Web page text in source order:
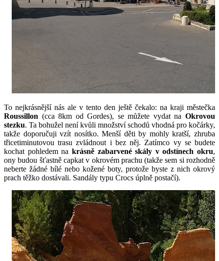
Roussillon (cca 8km od Gordes), se můžete vydat na Okrovou
stezku. Ta bohužel není kvůli množství schodů vhodná pro kočárky,
takže doporučuji vzít nosítko. Menší děti by mohly kratší, zhruba
třicetiminutovou trasu zvládnout i bez něj. Zatímco vy se budete
kochat pohledem na krásně zabarvené skály v odstínech okru,
ony budou šťastně capkat v okrovém prachu (takže sem si rozhodně
neberte žádné bílé nebo kožené boty, protože byste z nich okrový
prach těžko dostávali. Sandály typu Crocs úplně postačí).